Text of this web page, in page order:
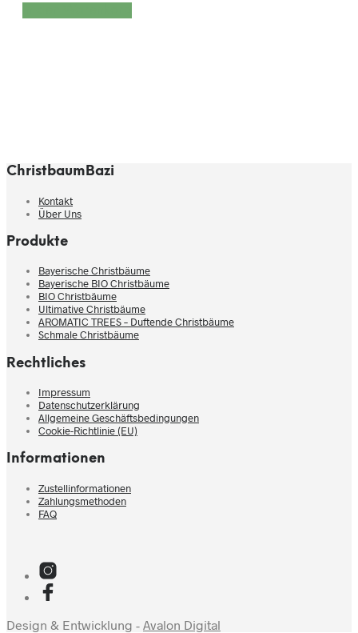
ChristbaumBazi
Kontakt
Über Uns
Produkte
Bayerische Christbäume
Bayerische BIO Christbäume
BIO Christbäume
Ultimative Christbäume
AROMATIC TREES – Duftende Christbäume
Schmale Christbäume
Rechtliches
Impressum
Datenschutzerklärung
Allgemeine Geschäftsbedingungen
Cookie-Richtlinie (EU)
Informationen
Zustellinformationen
Zahlungsmethoden
FAQ
Design & Entwicklung - Avalon Digital